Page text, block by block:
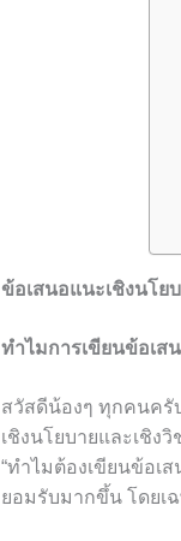
ข้อเสนอแนะเชิงนโย
ทำไมการเขียนข้อเส
สวัสดีน้องๆ ทุกคนครั
เชิงนโยบายและเชิง
“ทำไมต้องเขียนข้อเ
ยอมรับมากขึ้น โดยเ